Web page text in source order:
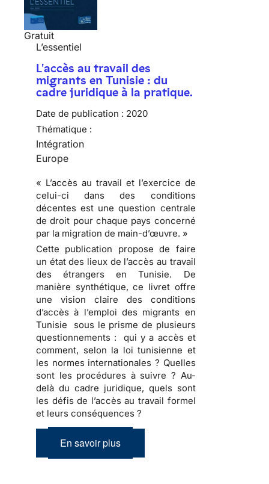
Gratuit
L’essentiel
L'accès au travail des
migrants en Tunisie : du
cadre juridique à la pratique.
Date de publication : 2020
Thématique :
Intégration
Europe
« L’accès au travail et l’exercice de
celui-ci dans des conditions
décentes est une question centrale
de droit pour chaque pays concerné
par la migration de main-d’œuvre. »
Cette publication propose de faire
un état des lieux de l’accès au travail
des étrangers en Tunisie. De
manière synthétique, ce livret offre
une vision claire des conditions
d’accès à l’emploi des migrants en
Tunisie sous le prisme de plusieurs
questionnements : qui y a accès et
comment, selon la loi tunisienne et
les normes internationales ? Quelles
sont les procédures à suivre ? Au-
delà du cadre juridique, quels sont
les défis de l’accès au travail formel
et leurs conséquences ?
En savoir plus